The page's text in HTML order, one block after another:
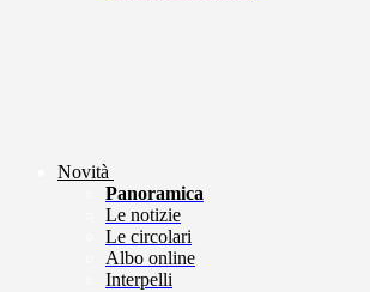
Novità
Panoramica
Le notizie
Le circolari
Albo online
Interpelli